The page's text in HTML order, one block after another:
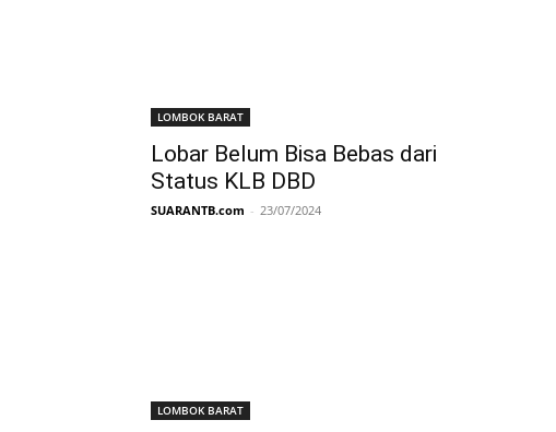
LOMBOK BARAT
Lobar Belum Bisa Bebas dari
Status KLB DBD
SUARANTB.com - 23/07/2024
LOMBOK BARAT